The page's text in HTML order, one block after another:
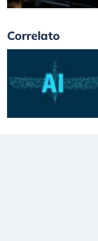
Correlato